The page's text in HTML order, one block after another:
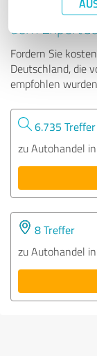
Tipp: Die
dem
Fordern Sie
Deutschland, die
empfohlen
6.735 Treffer
zu Autohandel
8 Treffer
zu Autohandel